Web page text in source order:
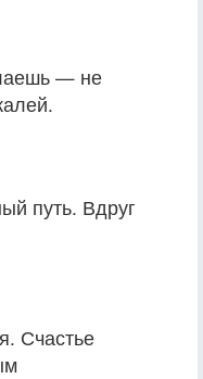
— не
путь. Вдруг
Счастье